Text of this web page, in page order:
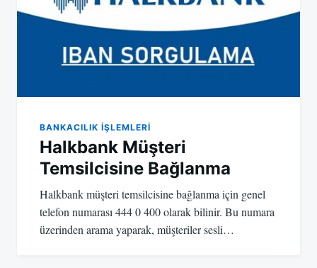
BANKACILIK IŞLEMLERI
Halkbank Müşteri
Temsilcisine Bağlanma
Halkbank müşteri temsilcisine bağlanma için genel
telefon numarası 444 0 400 olarak bilinir. Bu numara
üzerinden arama yaparak, müşteriler sesli…